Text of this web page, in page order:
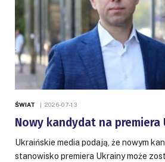
ŚWIAT 2026-07-13
Nowy kandydat na premiera
Ukraińskie media podają, że nowym
stanowisko premiera Ukrainy może